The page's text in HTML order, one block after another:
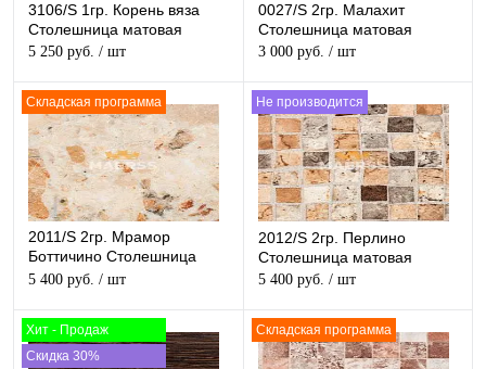
3106/S 1гр. Корень вяза
Столешница матовая
5 250 руб. / шт
0027/S 2гр. Малахит
Столешница матовая
3 000 руб. / шт
Складская программа
2011/S 2гр. Мрамор
Боттичино Столешница
матовая
5 400 руб. / шт
Не производится
2012/S 2гр. Перлино
Столешница матовая
5 400 руб. / шт
Хит - Продаж
Скидка 30%
Складская программа